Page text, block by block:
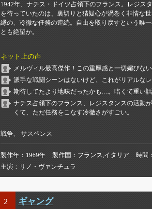
1942年、ナチス・ドイツ占領下のフランス。レジス
を待っていたのは、裏切りと猜疑心が渦巻く非情な
縁の、冷徹な任務の連続。自由を取り戻すという唯
とも絶望か。
ネット上の声
メルヴィル最高傑作！この重厚感と一切媚びな
派手な戦闘シーンはないけど、これがリアルな
期待してたより地味だったかも…。暗くて重い話
ナチス占領下のフランス、レジスタンスの活動
くて、ただ任務をこなす冷徹さがすごい。
戦争、 サスペンス
製作年 1969年 製作国 フランス,イタリア 時間
主演
リノ・ヴァンチュラ
2 ギャング